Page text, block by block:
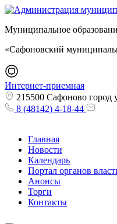
Муниципальное
«Сафоновский
Интернет-приемная
215500 Сафоново город
8 (48142) 4-18-44
Главная
Новости
Календарь
Портал органов
Анонсы
Торги
Контакты